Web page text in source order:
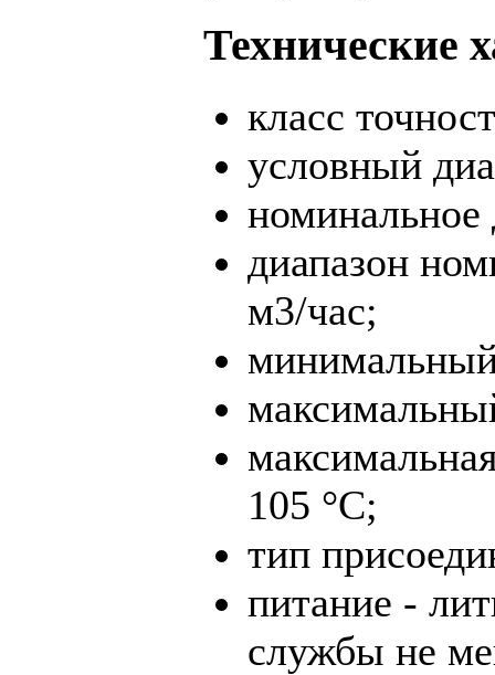
Технические
класс
условный
номинальное
диапазон
м3/час;
105 °С;
тип
питание -
службы не